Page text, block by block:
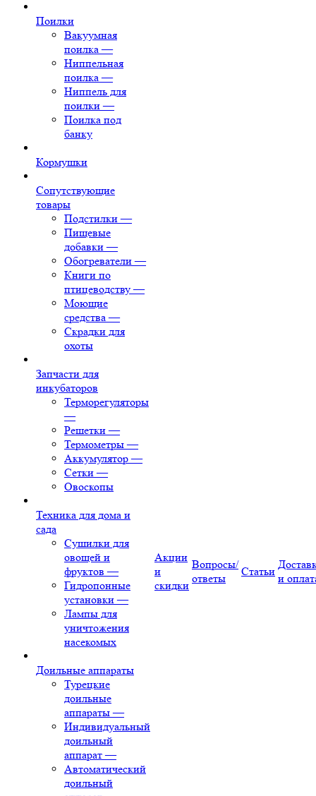
Поилки
Вакуумная
поилка —
Ниппельная
поилка —
Ниппель для
поилки —
Поилка под
банку
Кормушки
Сопутствующие
товары
Подстилки —
Пищевые
добавки —
Обогреватели —
Книги по
птицеводству —
Моющие
средства —
Скрадки для
охоты
Запчасти для
инкубаторов
Терморегуляторы
—
Решетки —
Термометры —
Аккумулятор —
Сетки —
Овоскопы
Техника для дома и
сада
Сушилки для
овощей и
фруктов —
Гидропонные
установки —
Лампы для
уничтожения
насекомых
Доильные аппараты
Турецкие
доильные
аппараты —
Индивидуальный
доильный
аппарат —
Автоматический
доильный
Акции
и
скидки
Вопросы/
ответы
Статьи
и